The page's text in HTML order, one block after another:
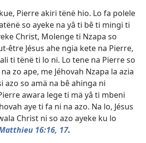
Pierre akiri tënë hio. Lo fa polele
so ayeke na yâ ti bê ti mingi ti
Christ, Molenge ti Nzapa so
être Jésus ahe ngia kete na Pierre,
ti tënë ti lo ni. Lo tene na Pierre so
zo ape, me Jéhovah Nzapa la azia
azo so amä na bê ahinga ni
awara lege ti mä yâ ti mbeni
aye ti fa ni na azo. Na lo, Jésus
Christ ni so azo ayeke ku lo
16:16, 17.